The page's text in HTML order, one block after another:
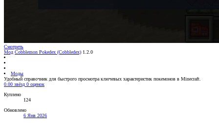
Смотреть
Мод Cobblemon Pokedex (Cobbledex) 1.2.0
Моды
Удобный справочник для быстрого просмотра ключевых характеристик покемонов в Minecraft.
0.00 звёзд 0 оценок
Куплено
124
Обновлено
6 Янв 2026